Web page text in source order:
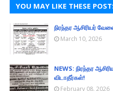
YOU MAY LIKE THESE
நிரந்தர ஆசிரியர்
March 10, 2026
NEWS: நிரந்தர
விடாதீர்கள்!
February 08, 2026